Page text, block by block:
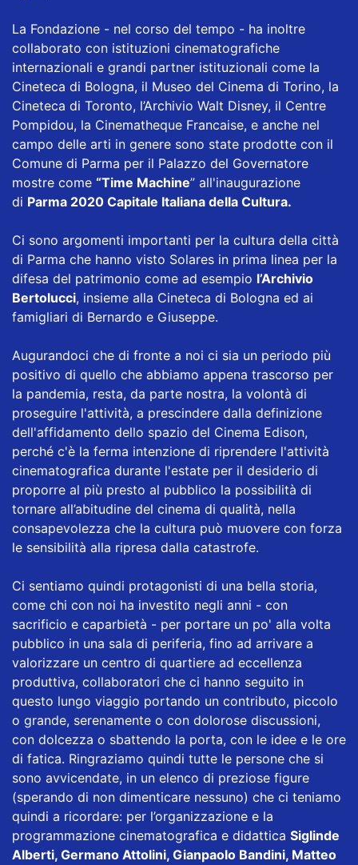
La Fondazione - nel corso del tempo - ha inoltre
collaborato con istituzioni cinematografiche
internazionali e grandi partner istituzionali come la
Cineteca di Bologna, il Museo del Cinema di Torino, la
Cineteca di Toronto, l’Archivio Walt Disney, il Centre
Pompidou, la Cinematheque Francaise, e anche nel
campo delle arti in genere sono state prodotte con il
Comune di Parma per il Palazzo del Governatore
mostre come “Time Machine” all'inaugurazione
di Parma 2020 Capitale Italiana della Cultura.
Ci sono argomenti importanti per la cultura della città
di Parma che hanno visto Solares in prima linea per la
difesa del patrimonio come ad esempio l’Archivio
Bertolucci, insieme alla Cineteca di Bologna ed ai
famigliari di Bernardo e Giuseppe.
Augurandoci che di fronte a noi ci sia un periodo più
positivo di quello che abbiamo appena trascorso per
la pandemia, resta, da parte nostra, la volontà di
proseguire l'attività, a prescindere dalla definizione
dell'affidamento dello spazio del Cinema Edison,
perché c'è la ferma intenzione di riprendere l'attività
cinematografica durante l'estate per il desiderio di
proporre al più presto al pubblico la possibilità di
tornare all’abitudine del cinema di qualità, nella
consapevolezza che la cultura può muovere con forza
le sensibilità alla ripresa dalla catastrofe.
Ci sentiamo quindi protagonisti di una bella storia,
come chi con noi ha investito negli anni - con
sacrificio e caparbietà - per portare un po' alla volta
pubblico in una sala di periferia, fino ad arrivare a
valorizzare un centro di quartiere ad eccellenza
produttiva, collaboratori che ci hanno seguito in
questo lungo viaggio portando un contributo, piccolo
o grande, serenamente o con dolorose discussioni,
con dolcezza o sbattendo la porta, con le idee e le ore
di fatica. Ringraziamo quindi tutte le persone che si
sono avvicendate, in un elenco di preziose figure
(sperando di non dimenticare nessuno) che ci teniamo
quindi a ricordare: per l’organizzazione e la
programmazione cinematografica e didattica Siglinde
Alberti, Germano Attolini, Gianpaolo Bandini, Matteo